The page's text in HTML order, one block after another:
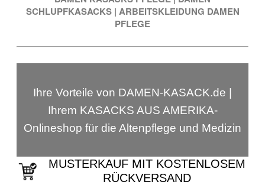
SCHLUPFKASACKS | ARBEITSKLEIDUNG DAMEN
PFLEGE
Ihre Vorteile von DAMEN-KASACK.de |
Ihrem KASACKS AUS AMERIKA-
Onlineshop für die Altenpflege und Medizin
MUSTERKAUF MIT KOSTENLOSEM
RÜCKVERSAND